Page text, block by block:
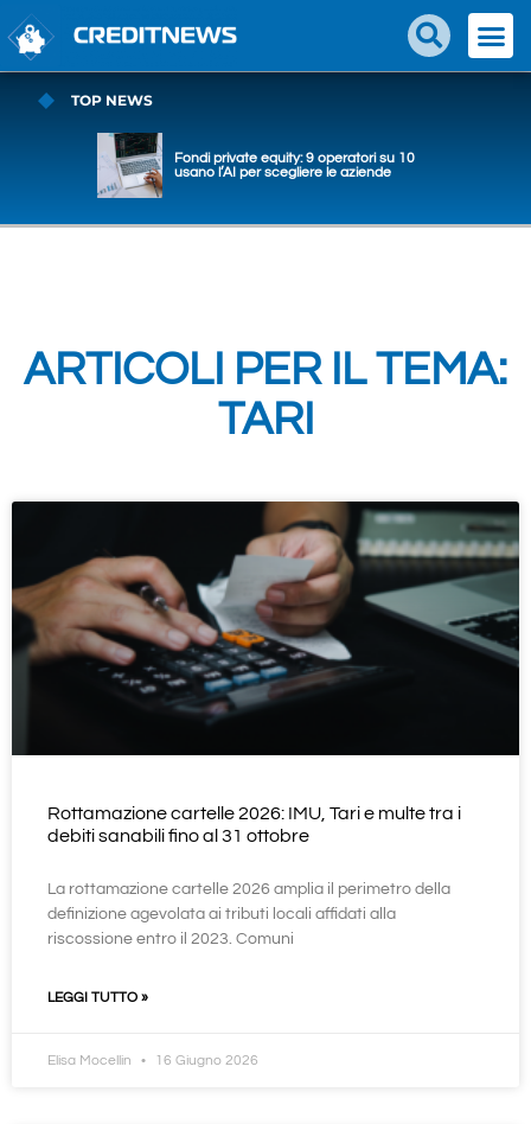
TOP NEWS
Fondi private equity: 9 operatori su 10
usano l’AI per scegliere le aziende
ARTICOLI PER IL TEMA:
TARI
Rottamazione cartelle 2026: IMU, Tari e multe tra i
debiti sanabili fino al 31 ottobre
La rottamazione cartelle 2026 amplia il perimetro della
definizione agevolata ai tributi locali affidati alla
riscossione entro il 2023. Comuni
LEGGI TUTTO »
Elisa Mocellin 16 Giugno 2026